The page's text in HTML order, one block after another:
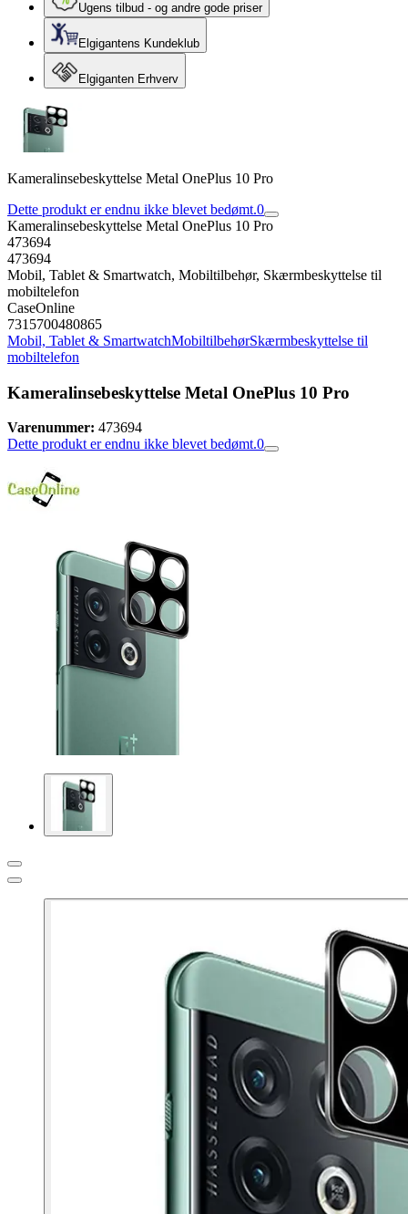
Ugens tilbud - og andre gode priser
Elgigantens Kundeklub
Elgiganten Erhverv
Kameralinsebeskyttelse Metal OnePlus 10 Pro
Dette produkt er endnu ikke blevet bedømt.0
Kameralinsebeskyttelse Metal OnePlus 10 Pro
473694
473694
Mobil, Tablet & Smartwatch, Mobiltilbehør, Skærmbeskyttelse til
mobiltelefon
CaseOnline
7315700480865
Mobil, Tablet & SmartwatchMobiltilbehørSkærmbeskyttelse til
mobiltelefon
Kameralinsebeskyttelse Metal OnePlus 10 Pro
Varenummer: 473694
Dette produkt er endnu ikke blevet bedømt.0